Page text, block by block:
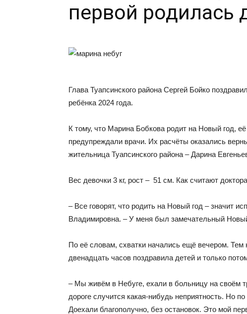
первой родилась
Глава Туапсинского района Сергей Бойко
ребёнка 2024 года.
К тому, что Марина Бобкова родит на Новый год,
предупреждали врачи. Их расчёты оказались
жительница Туапсинского района – Дарина
Вес девочки 3 кг, рост – 51 см. Как считают
– Все говорят, что родить на Новый год – значит
Владимировна. – У меня был замечательный
По её словам, схватки начались ещё вечером. Тем
двенадцать часов поздравила детей и только
– Мы живём в Небуге, ехали в больницу на своём
дороге случится какая-нибудь неприятность. Но
Доехали благополучно, без остановок. Это мой